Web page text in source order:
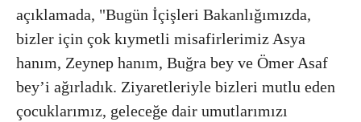
açıklamada, "Bugün İçişleri Bakanlığımızda,
bizler için çok kıymetli misafirlerimiz Asya
hanım, Zeynep hanım, Buğra bey ve Ömer Asaf
bey’i ağırladık. Ziyaretleriyle bizleri mutlu eden
çocuklarımız, geleceğe dair umutlarımızı